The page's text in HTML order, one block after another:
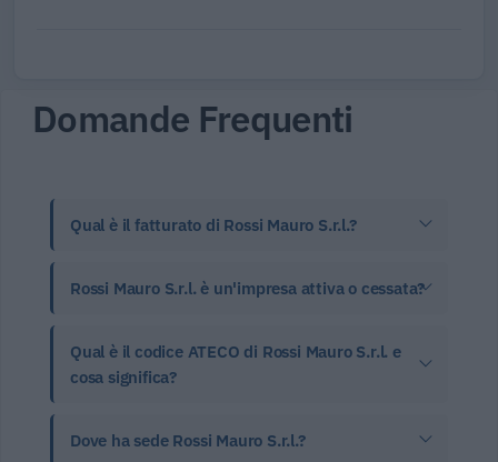
Domande Frequenti
Qual è il fatturato di Rossi Mauro S.r.l.?
Rossi Mauro S.r.l. è un'impresa attiva o cessata?
Qual è il codice ATECO di Rossi Mauro S.r.l. e
cosa significa?
Dove ha sede Rossi Mauro S.r.l.?